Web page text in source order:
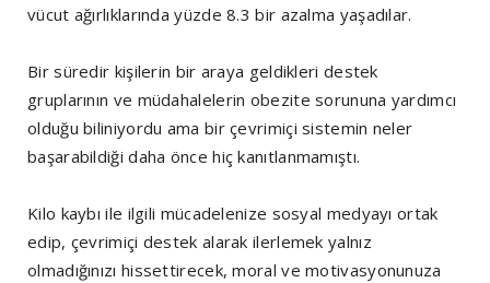
vücut ağırlıklarında yüzde 8.3 bir azalma yaşadılar.
Bir süredir kişilerin bir araya geldikleri destek
gruplarının ve müdahalelerin obezite sorununa yardımcı
olduğu biliniyordu ama bir çevrimiçi sistemin neler
başarabildiği daha önce hiç kanıtlanmamıştı.
Kilo kaybı ile ilgili mücadelenize sosyal medyayı ortak
edip, çevrimiçi destek alarak ilerlemek yalnız
olmadığınızı hissettirecek, moral ve motivasyonunuza